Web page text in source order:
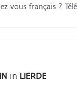
vous français ?
in LIERDE